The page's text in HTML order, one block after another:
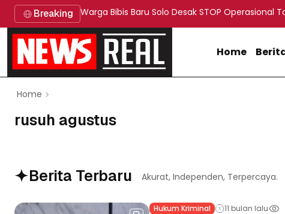
Breaking Warga Bibis Baru Solo Desak STOP Operasional
Home
Home
rusuh agustus
Berita Terbaru Akurat, Independen, Terpercaya.
Hukum Kriminal 11 bulan lalu